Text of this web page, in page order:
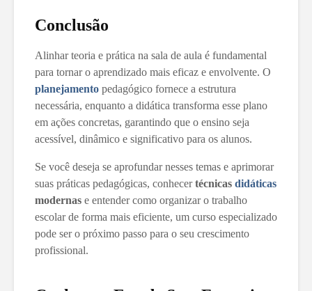
Conclusão
Alinhar teoria e prática na sala de aula é fundamental
para tornar o aprendizado mais eficaz e envolvente. O
planejamento pedagógico fornece a estrutura
necessária, enquanto a didática transforma esse plano
em ações concretas, garantindo que o ensino seja
acessível, dinâmico e significativo para os alunos.
Se você deseja se aprofundar nesses temas e aprimorar
suas práticas pedagógicas, conhecertécnicas didáticas
modernas e entender como organizar o trabalho
escolar de forma mais eficiente, um curso especializado
pode ser o próximo passo para o seu crescimento
profissional.